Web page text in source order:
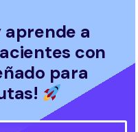
aprende a
con
para